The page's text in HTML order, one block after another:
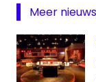
Dutch
Grand
Prix
Talpa
Meer